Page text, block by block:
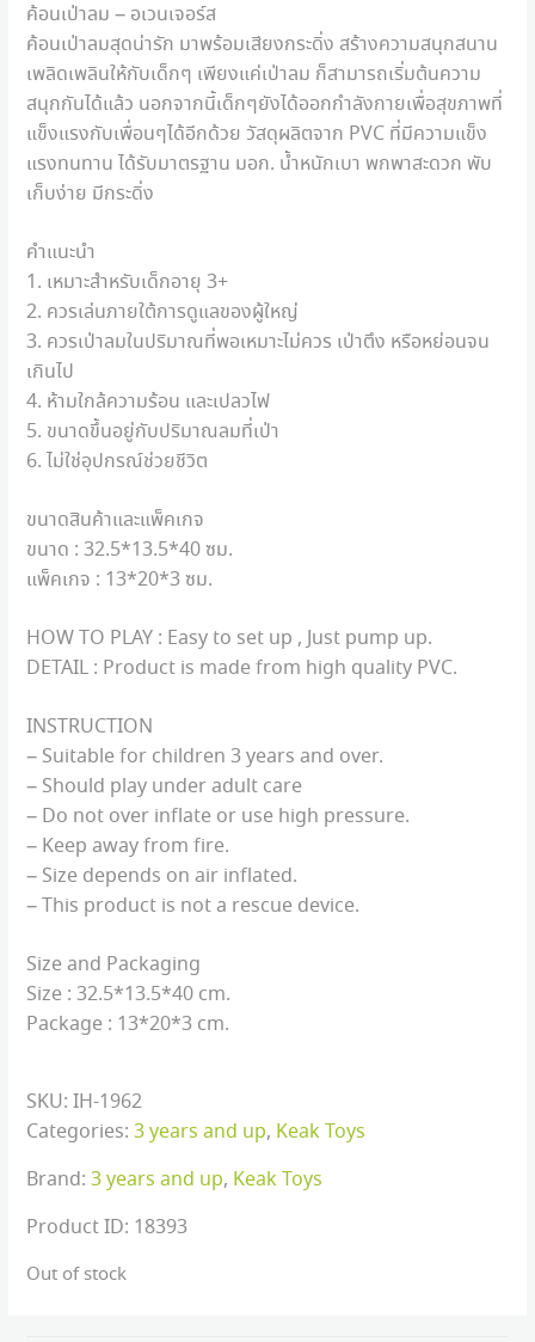
ค้อนเป่าลม – อเวนเจอร์ส
ค้อนเป่าลมสุดน่ารัก มาพร้อมเสียงกระดิ่ง สร้างความสนุกสนาน
เพลิดเพลินให้กับเด็กๆ เพียงแค่เป่าลม ก็สามารถเริ่มต้นความ
สนุกกันได้แล้ว นอกจากนี้เด็กๆยังได้ออกกำลังกายเพื่อสุขภาพที่
แข็งแรงกับเพื่อนๆได้อีกด้วย วัสดุผลิตจาก PVC ที่มีความแข็ง
แรงทนทาน ได้รับมาตรฐาน มอก. น้ำหนักเบา พกพาสะดวก พับ
เก็บง่าย มีกระดิ่ง
คำแนะนำ
1. เหมาะสำหรับเด็กอายุ 3+
2. ควรเล่นภายใต้การดูแลของผู้ใหญ่
3. ควรเป่าลมในปริมาณที่พอเหมาะไม่ควร เป่าตึง หรือหย่อนจน
เกินไป
4. ห้ามใกล้ความร้อน และเปลวไฟ
5. ขนาดขึ้นอยู่กับปริมาณลมที่เป่า
6.ไม่ใช่อุปกรณ์ช่วยชีวิต
ขนาดสินค้าและแพ็คเกจ
ขนาด : 32.5*13.5*40ซม.
แพ็คเกจ : 13*20*3ซม.
HOW TO PLAY : Easy to set up , Just pump up.
DETAIL : Product is made from high quality PVC.
INSTRUCTION
– Suitable for children 3 years and over.
– Should play under adult care
– Do not over inflate or use high pressure.
– Keep away from fire.
– Size depends on air inflated.
– This product is not a rescue device.
Size and Packaging
Size : 32.5*13.5*40 cm.
Package : 13*20*3 cm.
SKU:IH-1962
Categories:3 years and up, Keak Toys
Brand:3 years and up, Keak Toys
Product ID: 18393
Out of stock